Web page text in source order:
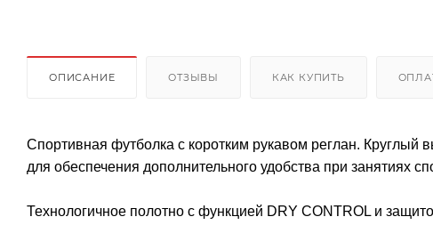
ОПИСАНИЕ ОТЗЫВЫ КАК КУПИТЬ
Спортивная футболка с коротким рукавом реглан. Круглый
для обеспечения дополнительного удобства при занятиях
Технологичное полотно с функцией DRY CONTROL и